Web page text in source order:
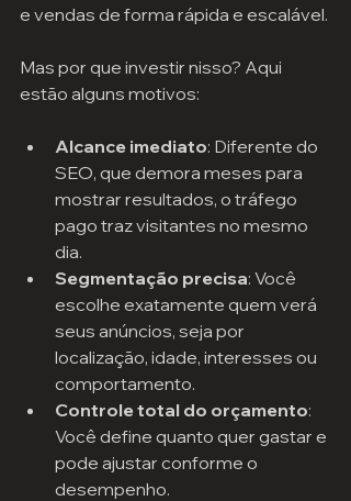
e vendas de forma rápida e escalável.
Mas por que investir nisso? Aqui
estão alguns motivos:
Alcance imediato: Diferente do
SEO, que demora meses para
mostrar resultados, o tráfego
pago traz visitantes no mesmo
dia.
Segmentação precisa: Você
escolhe exatamente quem verá
seus anúncios, seja por
localização, idade, interesses ou
comportamento.
Controle total do orçamento:
Você define quanto quer gastar e
pode ajustar conforme o
desempenho.